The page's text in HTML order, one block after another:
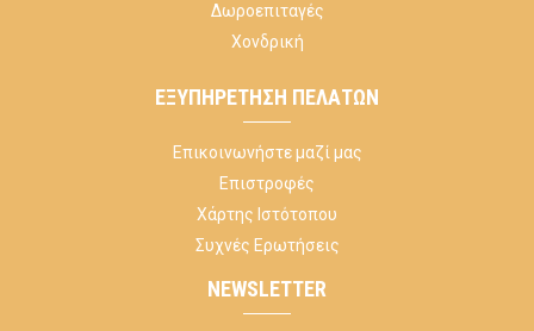
Δωροεπιταγές
Χονδρική
ΕΞΥΠΗΡΈΤΗΣΗ ΠΕΛΑΤΏΝ
Επικοινωνήστε μαζί μας
Επιστροφές
Χάρτης Ιστότοπου
Συχνές Ερωτήσεις
NEWSLETTER